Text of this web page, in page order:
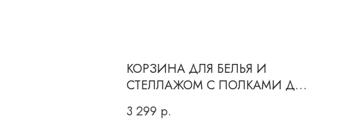
КОРЗИНА ДЛЯ БЕЛЬЯ И
СТЕЛЛАЖОМ С ПОЛКАМИ ДЛЯ
3 299 р.